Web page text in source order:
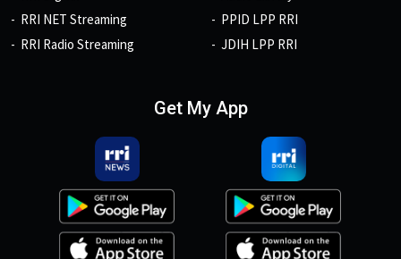
RRI NET Streaming
RRI Radio Streaming
PPID LPP RRI
JDIH LPP RRI
Get My App